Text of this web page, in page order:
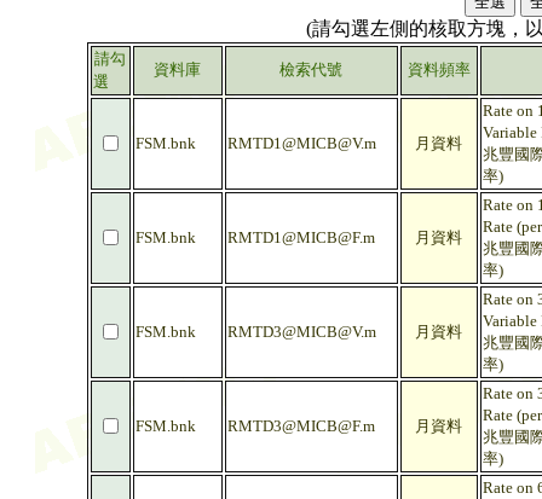
(請勾選左側的核取方塊，
請勾
選
資料庫 檢索代號 資料頻率
FSM.bnk RMTD1@MICB@V.m 月資料
Rate on
Variable
兆豐國
率)
FSM.bnk RMTD1@MICB@F.m 月資料
Rate on
Rate
兆豐國
率)
FSM.bnk RMTD3@MICB@V.m 月資料
Rate on
Variable
兆豐國
率)
FSM.bnk RMTD3@MICB@F.m 月資料
Rate on
Rate
兆豐國
率)
Rate on